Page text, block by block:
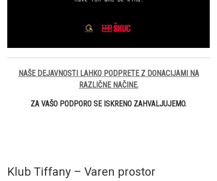
NAŠE DEJAVNOSTI LAHKO PODPRETE Z DONACIJAMI NA
RAZLIČNE NAČINE.
ZA VAŠO PODPORO SE ISKRENO ZAHVALJUJEMO.
Klub Tiffany – Varen prostor